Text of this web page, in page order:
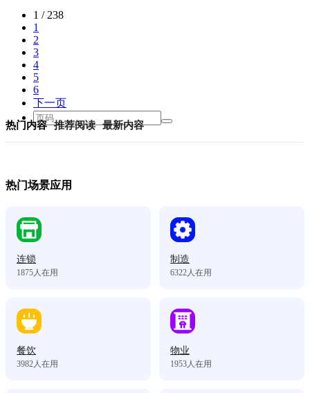
1 / 238
1
2
3
4
5
6
下一页
热门内容 推荐阅读 最新内容
热门场景应用
连锁
1875人在用
制造
6322人在用
餐饮
3982人在用
物业
1953人在用